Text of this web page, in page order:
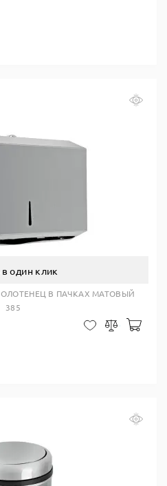
в один клик
В ПАЧКАХ МАТОВЫЙ
385
В закладки
Сравнить